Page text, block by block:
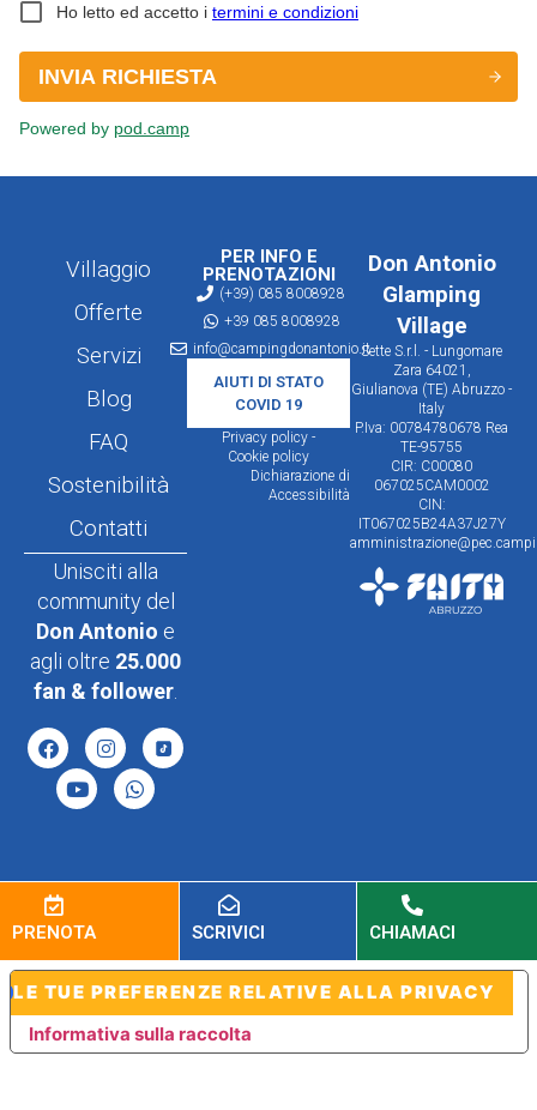
Don Antonio
Glamping
Village
Sette S.r.l. - Lungomare
Zara 64021,
Giulianova (TE) Abruzzo -
Italy
P.Iva: 00784780678 Rea
TE-95755
CIR: C00080
067025CAM0002
CIN:
IT067025B24A37J27Y
Villaggio
Offerte
Servizi
Blog
FAQ
Sostenibilità
Contatti
Unisciti alla
community del
Don Antonio e
agli oltre 25.000
fan & follower.
PER INFO E
PRENOTAZIONI
(+39) 085 8008928
+39 085 8008928
info@campingdonantonio.it
AIUTI DI STATO
COVID 19
Privacy policy -
Cookie policy
Dichiarazione di
Accessibilità
PRENOTA SCRIVICI CHIAMACI
Informativa sulla raccolta
LE TUE PREFERENZE RELATIVE ALLA PRIVACY